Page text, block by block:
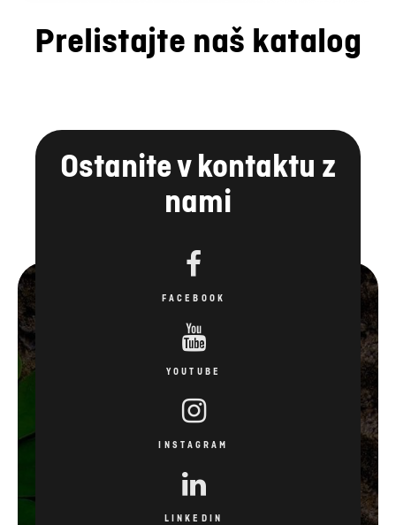
Prelistajte naš katalog
Ostanite v kontaktu z
nami
FACEBOOK
YOUTUBE
INSTAGRAM
LINKEDIN